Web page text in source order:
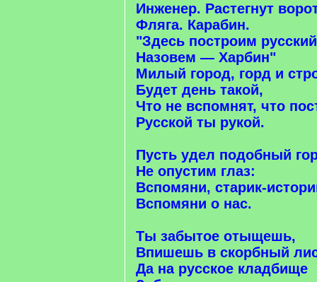
Инженер. Растегнут
Фляга. Карабин.
"Здесь построим
Назовем — Харбин"
Милый город, горд и
Будет день такой,
Что не вспомнят, что
Русской ты рукой.
Пусть удел подобный
Не опустим глаз:
Вспомяни, старик-
Вспомяни о нас.
Ты забытое отыщешь,
Впишешь в скорбный
Да на русское кладбище